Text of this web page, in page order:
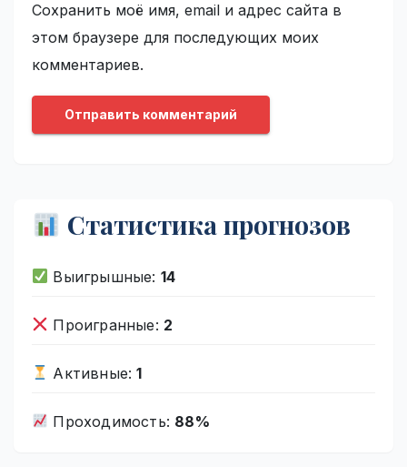
Сохранить моё имя, email и адрес сайта в
этом браузере для последующих моих
комментариев.
Статистика прогнозов
Выигрышные: 14
Проигранные: 2
Активные:1
Проходимость: 88%